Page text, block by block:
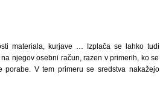
materiala, kurjave … Izplača se lahko tudi
njegov osebni račun, razen v primerih, ko se
porabe. V tem primeru se sredstva nakažejo